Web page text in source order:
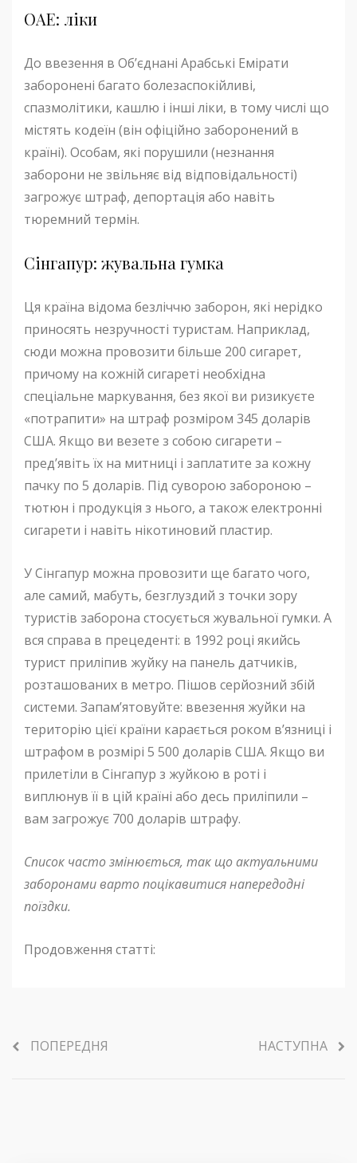
ОАЕ: ліки
До ввезення в Об’єднані Арабські Емірати
заборонені багато болезаспокійливі,
спазмолітики, кашлю і інші ліки, в тому числі що
містять кодеїн (він офіційно заборонений в
країні). Особам, які порушили (незнання
заборони не звільняє від відповідальності)
загрожує штраф, депортація або навіть
тюремний термін.
Сінгапур: жувальна гумка
Ця країна відома безліччю заборон, які нерідко
приносять незручності туристам. Наприклад,
сюди можна провозити більше 200 сигарет,
причому на кожній сигареті необхідна
спеціальне маркування, без якої ви ризикуєте
«потрапити» на штраф розміром 345 доларів
США. Якщо ви везете з собою сигарети –
пред’явіть їх на митниці і заплатите за кожну
пачку по 5 доларів. Під суворою забороною –
тютюн і продукція з нього, а також електронні
сигарети і навіть нікотиновий пластир.
У Сінгапур можна провозити ще багато чого,
але самий, мабуть, безглуздий з точки зору
туристів заборона стосується жувальної гумки. А
вся справа в прецеденті: в 1992 році якийсь
турист приліпив жуйку на панель датчиків,
розташованих в метро. Пішов серйозний збій
системи. Запам’ятовуйте: ввезення жуйки на
територію цієї країни карається роком в’язниці і
штрафом в розмірі 5 500 доларів США. Якщо ви
прилетіли в Сінгапур з жуйкою в роті і
виплюнув її в цій країні або десь приліпили –
вам загрожує 700 доларів штрафу.
Список часто змінюється, так що актуальними
заборонами варто поцікавитися напередодні
поїздки.
Продовження статті:
ПОПЕРЕДНЯ НАСТУПНА